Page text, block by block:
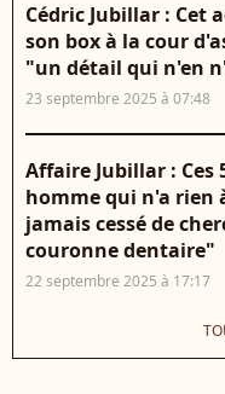
Cédric Jubillar : Cet
son box à la cour
"un détail qui n'en
23 septembre 2025 à 07:48
Affaire Jubillar : Ces
homme qui n'a rien
jamais cessé de
couronne dentaire"
22 septembre 2025 à 17:17